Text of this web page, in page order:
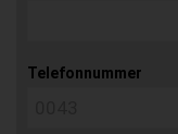
Telefonnummer